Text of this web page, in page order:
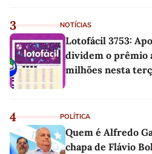
3 NOTÍCIAS
Lotofácil 3753:
dividem o prêmio
milhões nesta
4 POLÍTICA
Quem é Alfredo
chapa de Flávio